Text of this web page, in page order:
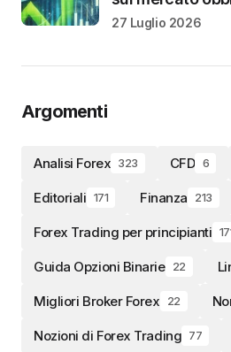
27 Luglio 2026
Argomenti
Analisi Forex 323 CFD 6
Editoriali 171 Finanza 213
Forex Trading per principianti
Guida Opzioni Binarie 22
Migliori Broker Forex 22
Nozioni di Forex Trading 77